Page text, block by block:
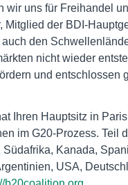
wir uns für Freihandel
Mitglied der BDI-
den
nicht wieder
und
Ihren Hauptsitz in
im G20-Prozess. Teil
Südafrika, Kanada,
USA,